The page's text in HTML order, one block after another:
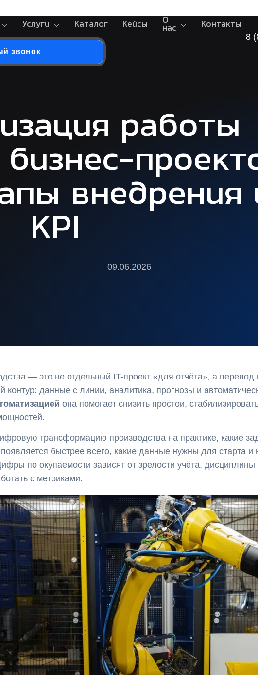
Услуги Каталог Кейсы
О
нас
Контакты
звонок
8
работы
внедрения
KPI
09.06.2026
— это не отдельный IT-проект «для отчёта», а
данные с линии, аналитика, прогнозы и
она помогает снизить простои,
трансформацию производства на практике, какие
быстрее всего, какие данные нужны для старта и
по окупаемости зависят от зрелости учёта, дисциплины
с метриками.